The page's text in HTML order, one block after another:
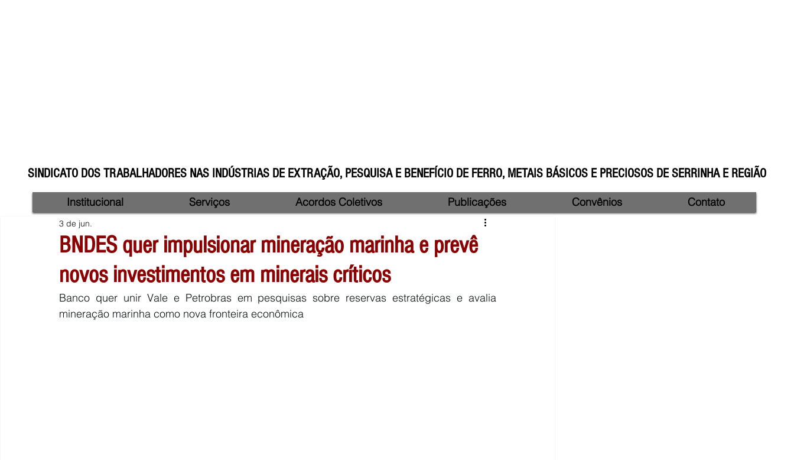
SINDICATO DOS TRABALHADORES NAS INDÚSTRIAS DE EXTRAÇÃO, PESQUISA E BENEFÍCIO DE FERRO, METAIS BÁSICOS E PRECIOSOS DE SERRINHA E REGIÃO
BNDES quer impulsionar mineração marinha e prevê
novos investimentos em minerais críticos
3 de jun.
Banco quer unir Vale e Petrobras em pesquisas sobre reservas estratégicas e avalia
mineração marinha como nova fronteira econômica
Institucional Serviços Acordos Coletivos Publicações Convênios Contato